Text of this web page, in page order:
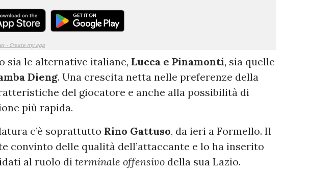
sia le alternative italiane, Lucca e Pinamonti, sia quelle
Dieng. Una crescita netta nelle preferenze della
del giocatore e anche alla possibilità di
più rapida.
c’è soprattutto Rino Gattuso, da ieri a Formello. Il
convinto delle qualità dell’attaccante e lo ha inserito
al ruolo di terminale offensivo della sua Lazio.